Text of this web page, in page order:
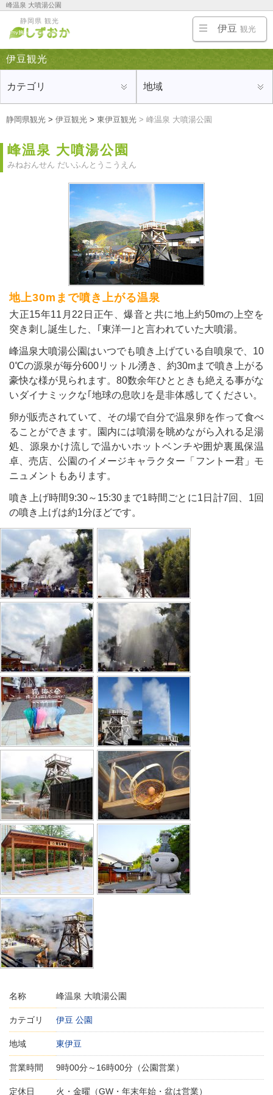
峰温泉 大噴湯公園
伊豆半島の熱海・伊東・修善寺・沼津の旅行にオススメの観光地、ホテルや旅館、温泉、名
物・ご当地グルメ、お土産を紹介
静岡県 観光
伊豆 観光
伊豆観光
カテゴリ 地域
静岡県観光 > 伊豆観光 > 東伊豆観光 > 峰温泉 大噴湯公園
峰温泉 大噴湯公園
みねおんせん だいふんとうこうえん
地上30mまで噴き上がる温泉
大正15年11月22日正午、爆音と共に地上約50mの上空を
突き刺し誕生した、｢東洋一｣と言われていた大噴湯。
峰温泉大噴湯公園はいつでも噴き上げている自噴泉で、10
0℃の源泉が毎分600リットル湧き、約30mまで噴き上がる
豪快な様が見られます。80数余年ひとときも絶える事がな
いダイナミックな｢地球の息吹｣を是非体感してください。
卵が販売されていて、その場で自分で温泉卵を作って食べ
ることができます。園内には噴湯を眺めながら入れる足湯
処、源泉かけ流しで温かいホットベンチや囲炉裏風保温
卓、売店、公園のイメージキャラクター「フントー君」モ
ニュメントもあります。
噴き上げ時間9:30～15:30まで1時間ごとに1日計7回、1回
の噴き上げは約1分ほどです。
名称 峰温泉 大噴湯公園
カテゴリ 伊豆 公園
地域 東伊豆
営業時間 9時00分～16時00分（公園営業）
定休日 火・金曜（GW・年末年始・盆は営業）